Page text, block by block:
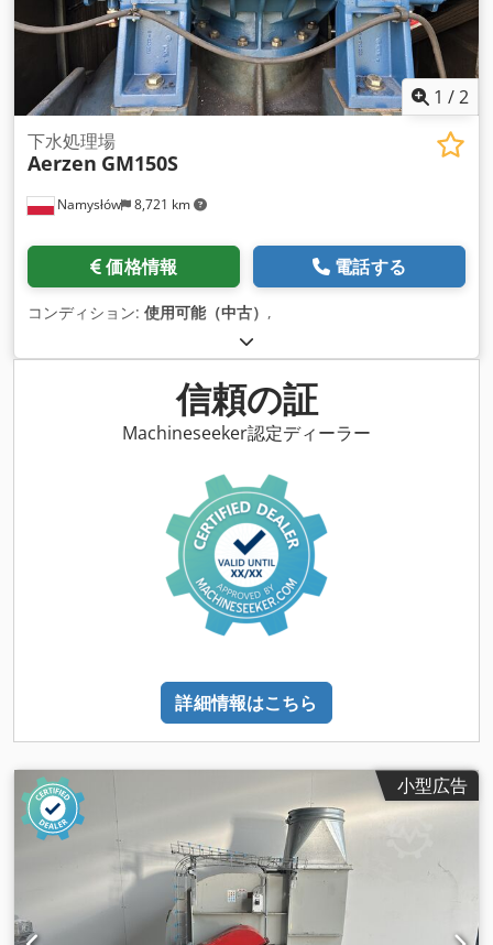
1 /2
Namysłów 8,721 km
下水処理場
Aerzen GM150S
価格情報 電話する
コンディション: 使用可能（中古） ,
信頼の証
Machineseeker認定ディーラー
詳細情報はこちら
小型広告